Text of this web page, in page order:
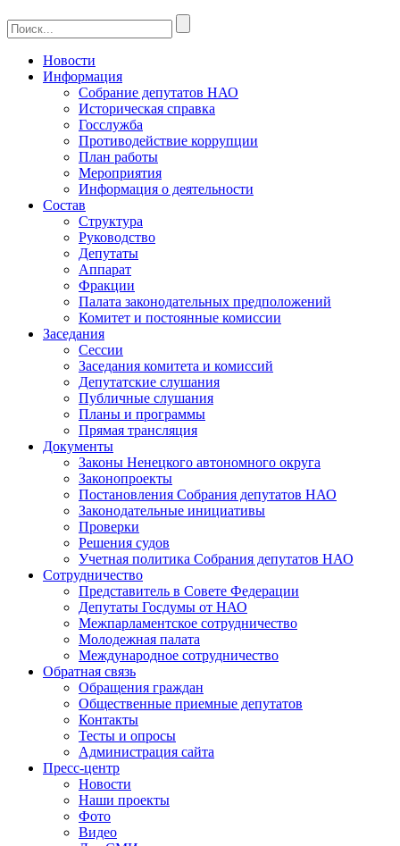
Новости
Информация
Собрание депутатов НАО
Историческая справка
Госслужба
Противодействие коррупции
План работы
Мероприятия
Информация о деятельности
Состав
Структура
Руководство
Депутаты
Аппарат
Фракции
Палата законодательных предположений
Комитет и постоянные комиссии
Заседания
Сессии
Заседания комитета и комиссий
Депутатские слушания
Публичные слушания
Планы и программы
Прямая трансляция
Документы
Законы Ненецкого автономного округа
Законопроекты
Постановления Собрания депутатов НАО
Законодательные инициативы
Проверки
Решения судов
Учетная политика Собрания депутатов НАО
Сотрудничество
Представитель в Совете Федерации
Депутаты Госдумы от НАО
Межпарламентское сотрудничество
Молодежная палата
Международное сотрудничество
Обратная cвязь
Обращения граждан
Общественные приемные депутатов
Контакты
Тесты и опросы
Администрация сайта
Пресс-центр
Новости
Наши проекты
Фото
Видео